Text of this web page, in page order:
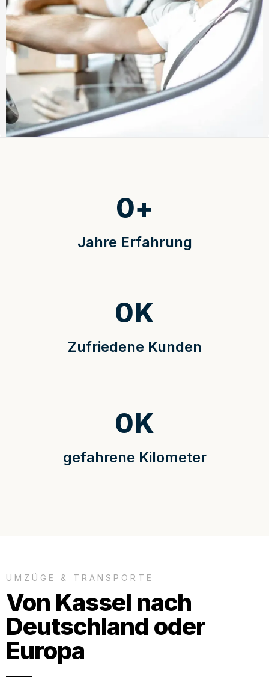
Jahre Erfahrung
0+
Zufriedene Kunden
0K
gefahrene Kilometer
0K
UMZÜGE & TRANSPORTE
Von Kassel nach
Deutschland oder
Europa